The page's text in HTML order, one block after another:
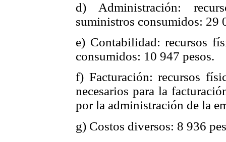
d) Administración:
suministros consumidos: 29
e) Contabilidad: recursos
consumidos: 10 947 pesos.
f) Facturación: recursos
necesarios para la
por la administración de la
g) Costos diversos: 8 936